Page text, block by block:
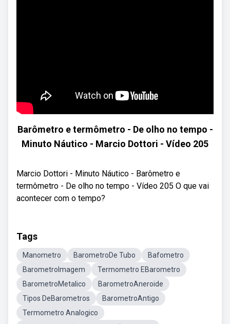
Barômetro e termômetro - De olho no tempo -
Minuto Náutico - Marcio Dottori - Vídeo 205
Marcio Dottori - Minuto Náutico - Barômetro e
termômetro - De olho no tempo - Vídeo 205 O que vai
acontecer com o tempo?
Tags
Manometro BarometroDe Tubo
Bafometro
BarometroImagem
Termometro EBarometro
BarometroMetalico
BarometroAneroide
Tipos DeBarometros
BarometroAntigo
Termometro Analogico